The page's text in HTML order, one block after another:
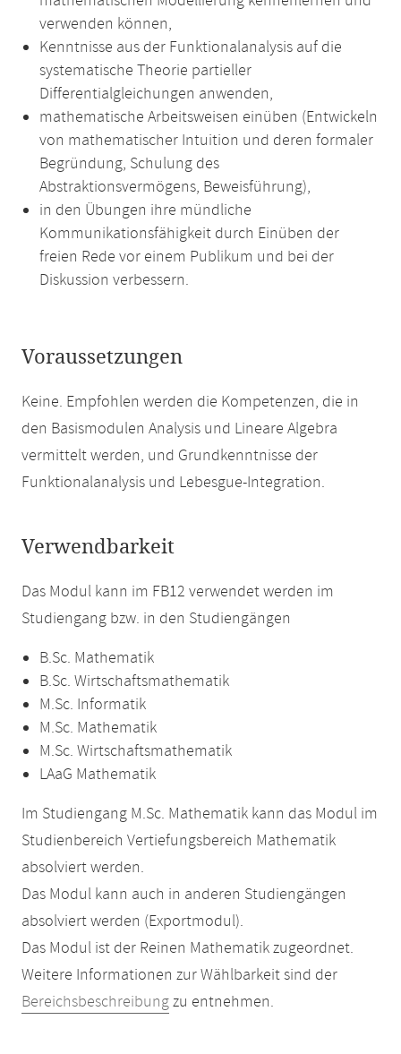
verwenden können,
Kenntnisse aus der Funktionalanalysis auf die
systematische Theorie partieller
Differentialgleichungen anwenden,
mathematische Arbeitsweisen einüben (Entwickeln
von mathematischer Intuition und deren formaler
Begründung, Schulung des
Abstraktionsvermögens, Beweisführung),
in den Übungen ihre mündliche
Kommunikationsfähigkeit durch Einüben der
freien Rede vor einem Publikum und bei der
Diskussion verbessern.
Voraussetzungen
Keine. Empfohlen werden die Kompetenzen, die in
den Basismodulen Analysis und Lineare Algebra
vermittelt werden, und Grundkenntnisse der
Funktionalanalysis und Lebesgue-Integration.
Verwendbarkeit
Das Modul kann im FB12 verwendet werden im
Studiengang bzw. in den Studiengängen
B.Sc. Mathematik
B.Sc. Wirtschaftsmathematik
M.Sc. Informatik
M.Sc. Mathematik
M.Sc. Wirtschaftsmathematik
LAaG Mathematik
Im Studiengang M.Sc. Mathematik kann das Modul im
Studienbereich Vertiefungsbereich Mathematik
absolviert werden.
Das Modul kann auch in anderen Studiengängen
absolviert werden (Exportmodul).
Das Modul ist der Reinen Mathematik zugeordnet.
Weitere Informationen zur Wählbarkeit sind der
Bereichsbeschreibungzu entnehmen.